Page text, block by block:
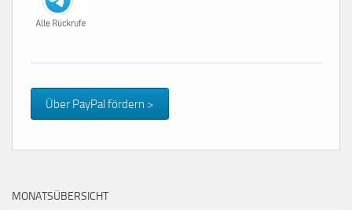
Über PayPal fördern >
MONATSÜBERSICHT